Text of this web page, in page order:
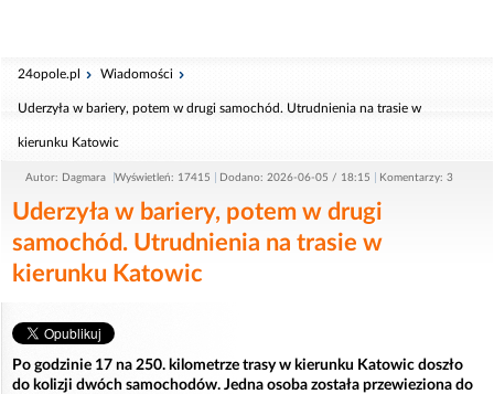
24opole.pl Wiadomości
Uderzyła w bariery, potem w drugi samochód. Utrudnienia na trasie w
kierunku Katowic
Autor: Dagmara Wyświetleń: 17415 Dodano: 2026-06-05 / 18:15 Komentarzy: 3
Uderzyła w bariery, potem w drugi
samochód. Utrudnienia na trasie w
kierunku Katowic
Po godzinie 17 na 250. kilometrze trasy w kierunku Katowic doszło
do kolizji dwóch samochodów. Jedna osoba została przewieziona do